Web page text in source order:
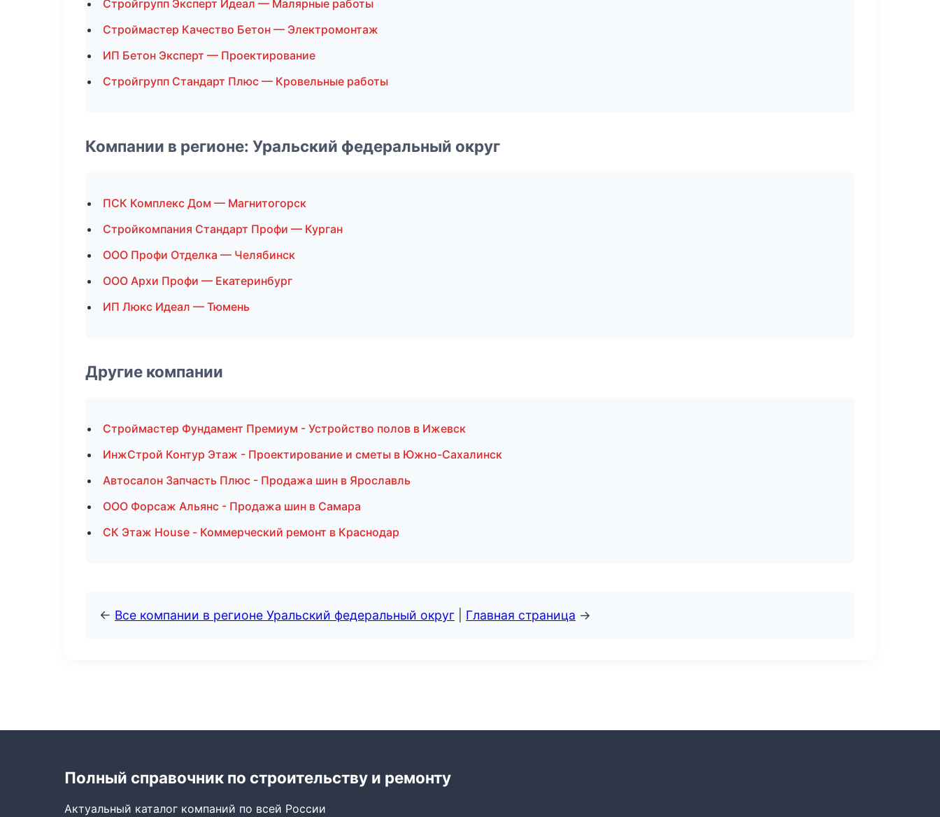
Стройгрупп Эксперт Идеал — Малярные работы
Строймастер Качество Бетон — Электромонтаж
ИП Бетон Эксперт — Проектирование
Стройгрупп Стандарт Плюс — Кровельные работы
Компании в регионе: Уральский федеральный округ
ПСК Комплекс Дом — Магнитогорск
Стройкомпания Стандарт Профи — Курган
ООО Профи Отделка — Челябинск
ООО Архи Профи — Екатеринбург
ИП Люкс Идеал — Тюмень
Другие компании
Строймастер Фундамент Премиум - Устройство полов в Ижевск
ИнжСтрой Контур Этаж - Проектирование и сметы в Южно-Сахалинск
Автосалон Запчасть Плюс - Продажа шин в Ярославль
ООО Форсаж Альянс - Продажа шин в Самара
СК Этаж House - Коммерческий ремонт в Краснодар
← Все компании в регионе Уральский федеральный округ Главная страница →
Полный справочник по строительству и ремонту
Актуальный каталог компаний по всей России